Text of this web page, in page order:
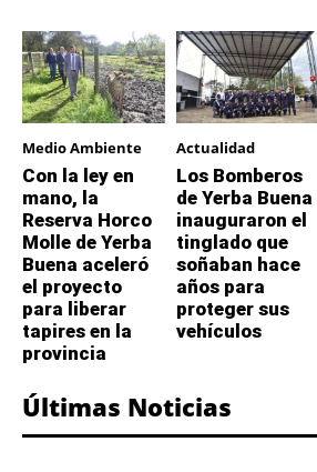
Medio Ambiente
Con la ley en
mano, la
Reserva Horco
Molle de Yerba
Buena aceleró
el proyecto
para liberar
tapires en la
provincia
Actualidad
Los Bomberos
de Yerba Buena
inauguraron el
tinglado que
soñaban hace
años para
proteger sus
vehículos
Últimas Noticias